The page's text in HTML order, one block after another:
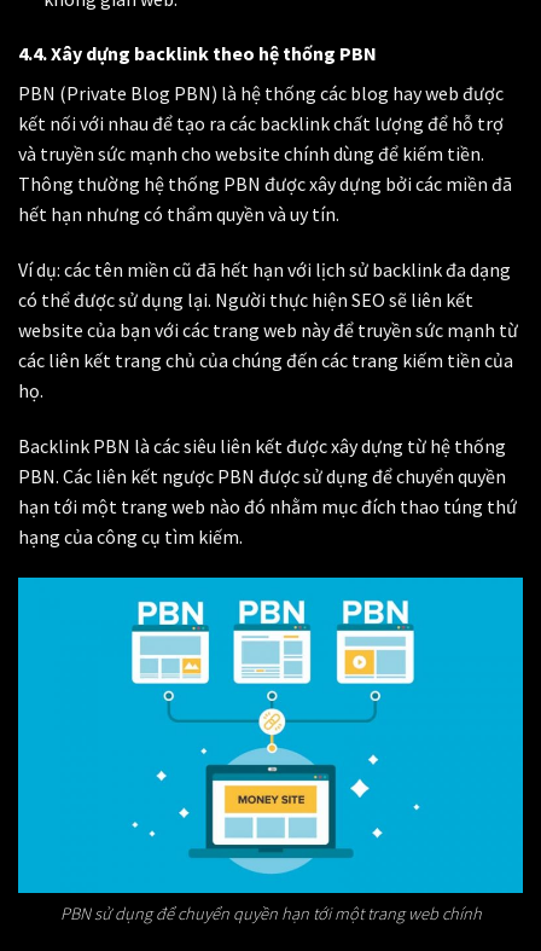
4.4. Xây dựng backlink theo hệ thống PBN
PBN (Private Blog PBN) là hệ thống các blog hay web được
kết nối với nhau để tạo ra các backlink chất lượng để hỗ trợ
và truyền sức mạnh cho website chính dùng để kiếm tiền.
Thông thường hệ thống PBN được xây dựng bởi các miền đã
hết hạn nhưng có thẩm quyền và uy tín.
Ví dụ: các tên miền cũ đã hết hạn với lịch sử backlink đa dạng
có thể được sử dụng lại. Người thực hiện SEO sẽ liên kết
website của bạn với các trang web này để truyền sức mạnh từ
các liên kết trang chủ của chúng đến các trang kiếm tiền của
họ.
Backlink PBN là các siêu liên kết được xây dựng từ hệ thống
PBN. Các liên kết ngược PBN được sử dụng để chuyển quyền
hạn tới một trang web nào đó nhằm mục đích thao túng thứ
hạng của công cụ tìm kiếm.
PBN sử dụng để chuyển quyền hạn tới một trang web chính